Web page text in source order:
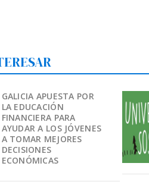
GALICIA APUESTA POR
LA EDUCACIÓN
FINANCIERA PARA
AYUDAR A LOS JÓVENES
A TOMAR MEJORES
DECISIONES
ECONÓMICAS